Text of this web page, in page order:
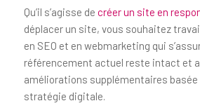
Qu’il s’agisse de créer un site en
déplacer un site, vous souhaitez
en SEO et en webmarketing qui
référencement actuel reste intact et
améliorations supplémentaires basée
stratégie digitale.